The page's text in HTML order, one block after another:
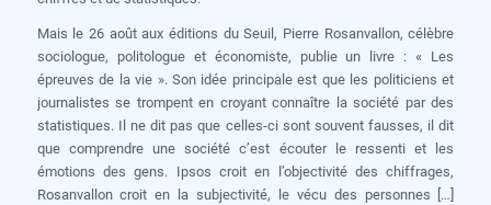
Mais le 26 août aux éditions du Seuil, Pierre Rosanvallon, célèbre
sociologue, politologue et économiste, publie un livre : « Les
épreuves de la vie ». Son idée principale est que les politiciens et
journalistes se trompent en croyant connaître la société par des
statistiques. Il ne dit pas que celles-ci sont souvent fausses, il dit
que comprendre une société c’est écouter le ressenti et les
émotions des gens. Ipsos croit en l’objectivité des chiffrages,
Rosanvallon croit en la subjectivité, le vécu des personnes […]